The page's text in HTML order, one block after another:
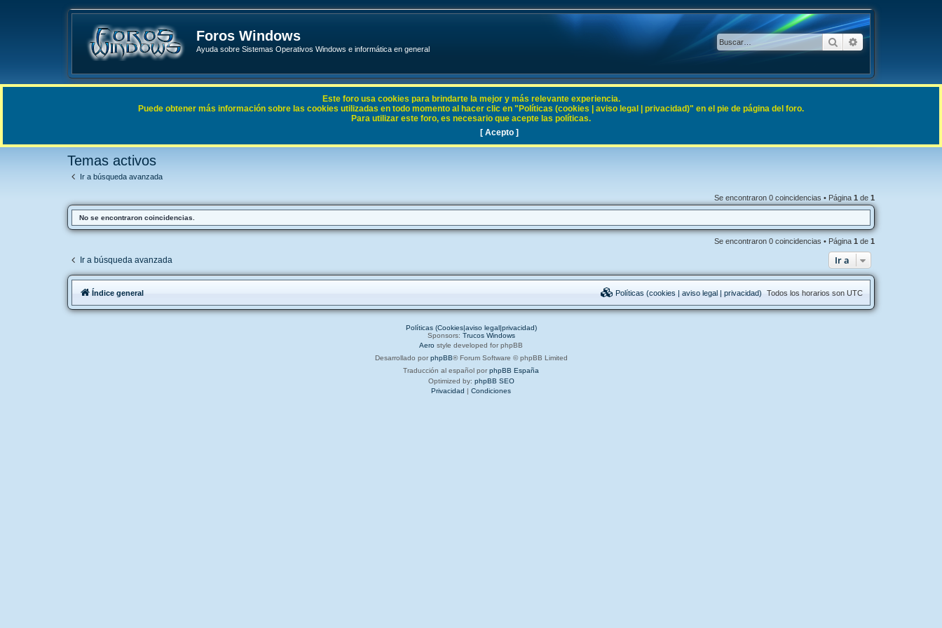
Foros Windows
Ayuda sobre Sistemas Operativos Windows e informática en general
BuscarBúsqueda
Enlaces rápidos FAQ
Temas activos
Ir a búsqueda avanzada
Se encontraron 0 coincidencias • Página 1 de 1
No se encontraron coincidencias.
Se encontraron 0 coincidencias • Página 1 de 1
Ir a búsqueda avanzada Ir a
Este foro usa cookies para brindarte la mejor y más relevante experiencia.
Puede obtener más información sobre las cookies utilizadas en todo momento al hacer clic en "Políticas (cookies | aviso legal | privacidad)" en el pie de página del foro.
Para utilizar este foro, es necesario que acepte las políticas.
[ Acepto ]
Índice general Todos los horarios son UTC
Políticas (cookies | aviso legal | privacidad)
Políticas (Cookies|aviso legal|privacidad)
Sponsors: Trucos Windows
Aero style developed for phpBB
Desarrollado por phpBB® Forum Software © phpBB Limited
Traducción al español por phpBB España
Optimized by: phpBB SEO
Privacidad | Condiciones